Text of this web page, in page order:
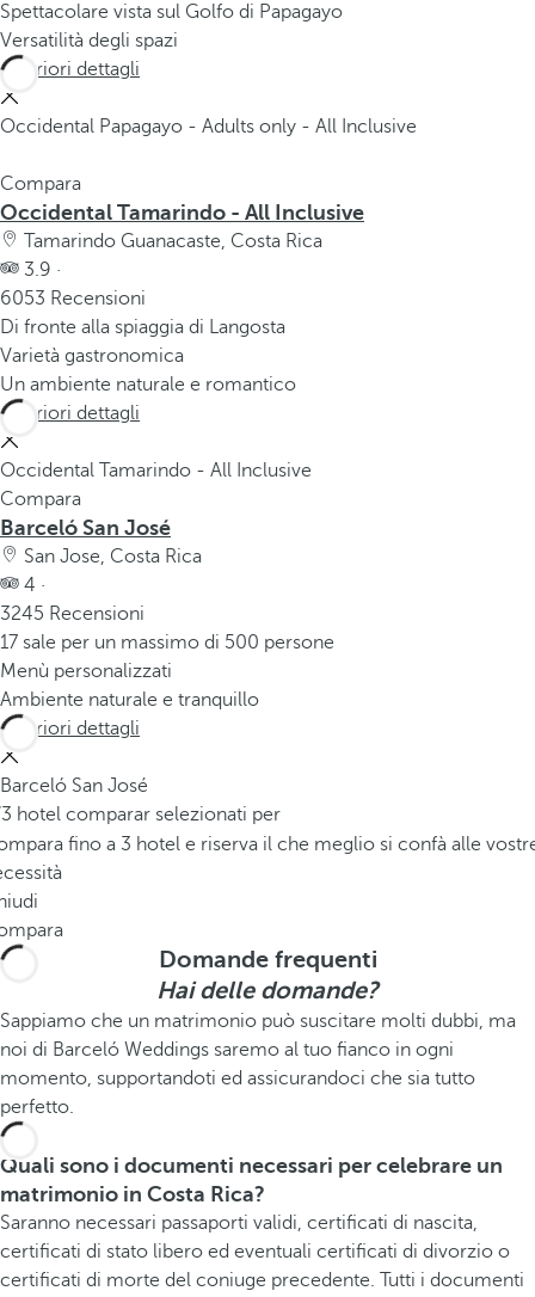
Spettacolare vista sul Golfo di Papagayo
Versatilità degli spazi
Ulteriori dettagli
Occidental Papagayo - Adults only - All Inclusive
Compara
Occidental Tamarindo - All Inclusive
Tamarindo Guanacaste, Costa Rica
3.9 ·
6053 Recensioni
Di fronte alla spiaggia di Langosta
Varietà gastronomica
Un ambiente naturale e romantico
Ulteriori dettagli
Occidental Tamarindo - All Inclusive
Compara
Barceló San José
San Jose, Costa Rica
4 ·
3245 Recensioni
17 sale per un massimo di 500 persone
Menù personalizzati
Ambiente naturale e tranquillo
Ulteriori dettagli
Barceló San José
hotel comparar selezionati per
fino a 3 hotel e riserva il che meglio si confà alle
Domande frequenti
Hai delle domande?
Sappiamo che un matrimonio può suscitare molti dubbi, ma
noi di Barceló Weddings saremo al tuo fianco in ogni
momento, supportandoti ed assicurandoci che sia tutto
perfetto.
Quali sono i documenti necessari per celebrare un
matrimonio in Costa Rica?
Saranno necessari passaporti validi, certificati di nascita,
certificati di stato libero ed eventuali certificati di divorzio o
certificati di morte del coniuge precedente. Tutti i documenti